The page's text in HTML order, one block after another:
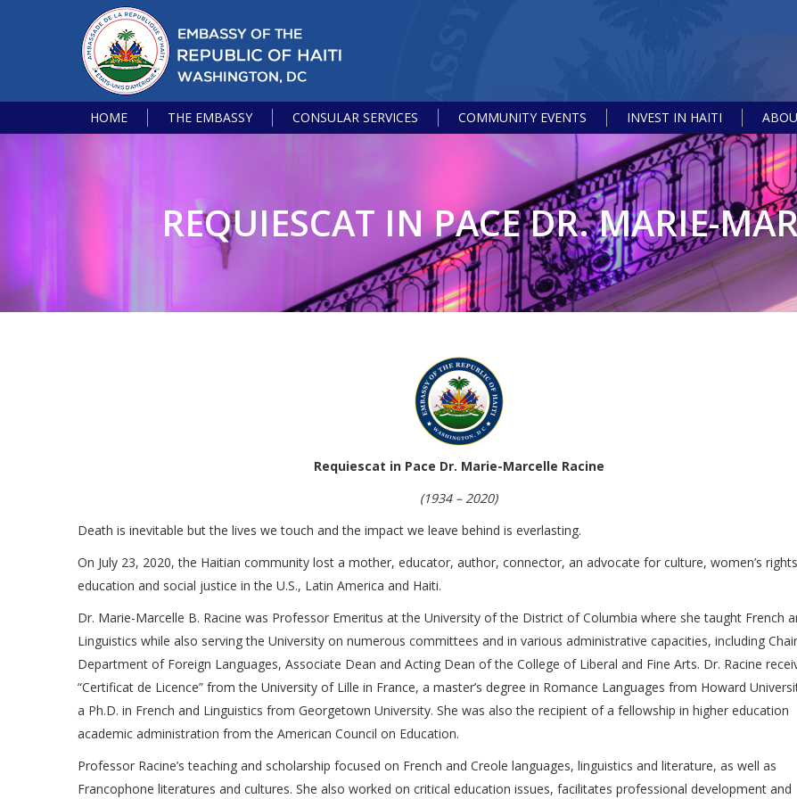
HOME THE EMBASSY CONSULAR SERVICES COMMUNITY EVENTS INVEST IN HAITI
REQUIESCAT IN PACE DR. MARIE-
Requiescat in Pace Dr. Marie-Marcelle Racine
(1934 – 2020)
Death is inevitable but the lives we touch and the impact we leave behind is everlasting.
On July 23, 2020, the Haitian community lost a mother, educator, author, connector, an advocate for culture, women’s
education and social justice in the U.S., Latin America and Haiti.
Dr. Marie-Marcelle B. Racine was Professor Emeritus at the University of the District of Columbia where she taught French
Linguistics while also serving the University on numerous committees and in various administrative capacities, including
Department of Foreign Languages, Associate Dean and Acting Dean of the College of Liberal and Fine Arts. Dr. Racine
“Certificat de Licence” from the University of Lille in France, a master’s degree in Romance Languages from Howard
a Ph.D. in French and Linguistics from Georgetown University. She was also the recipient of a fellowship in higher education
academic administration from the American Council on Education.
Professor Racine’s teaching and scholarship focused on French and Creole languages, linguistics and literature, as well as
Francophone literatures and cultures. She also worked on critical education issues, facilitates professional development and